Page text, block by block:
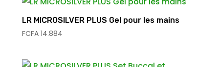
LR MICROSILVER PLUS Gel pour les mains
FCFA14.884